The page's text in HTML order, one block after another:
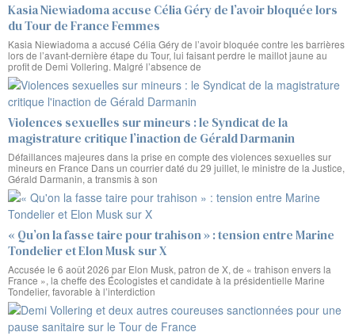
Kasia Niewiadoma accuse Célia Géry de l’avoir bloquée lors
du Tour de France Femmes
Kasia Niewiadoma a accusé Célia Géry de l’avoir bloquée contre les barrières
lors de l’avant-dernière étape du Tour, lui faisant perdre le maillot jaune au
profit de Demi Vollering. Malgré l’absence de
Violences sexuelles sur mineurs : le Syndicat de la
magistrature critique l’inaction de Gérald Darmanin
Défaillances majeures dans la prise en compte des violences sexuelles sur
mineurs en France Dans un courrier daté du 29 juillet, le ministre de la Justice,
Gérald Darmanin, a transmis à son
« Qu’on la fasse taire pour trahison » : tension entre Marine
Tondelier et Elon Musk sur X
Accusée le 6 août 2026 par Elon Musk, patron de X, de « trahison envers la
France », la cheffe des Écologistes et candidate à la présidentielle Marine
Tondelier, favorable à l’interdiction